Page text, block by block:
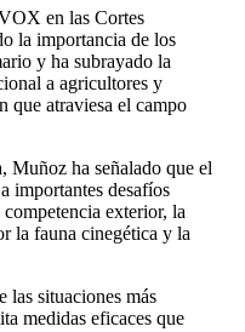
en las Cortes
la importancia de los
y ha subrayado la
a agricultores y
que atraviesa el campo
Muñoz ha señalado que el
importantes desafíos
exterior, la
la fauna cinegética y la
las situaciones más
medidas eficaces que